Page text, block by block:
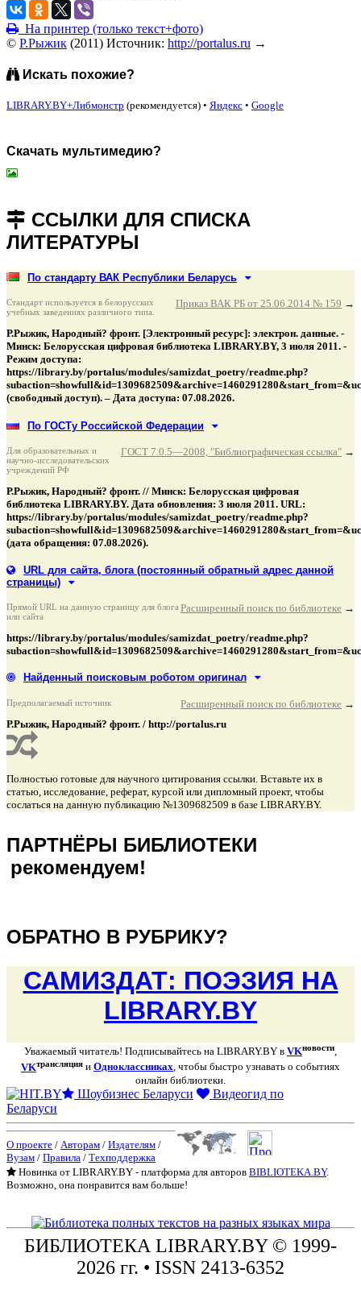
На принтер (только текст+фото)
© Р.Рыжик (2011) Источник: http://portalus.ru →
Искать похожие?
LIBRARY.BY+Либмонстр (рекомендуется) • Яндекс • Google
Скачать мультимедию?
ССЫЛКИ ДЛЯ СПИСКА
ЛИТЕРАТУРЫ
По стандарту ВАК Республики Беларусь
Приказ ВАК РБ от 25.06.2014 № 159 →
Стандарт используется в белорусских
учебных заведениях различного типа.
Р.Рыжик, Народный? фронт. [Электронный ресурс]: электрон. данные. -
Минск: Белорусская цифровая библиотека LIBRARY.BY, 3 июля 2011. -
Режим доступа:
https://library.by/portalus/modules/samizdat_poetry/readme.php?
(свободный доступ). – Дата доступа: 07.08.2026.
По ГОСТу Российской Федерации
ГОСТ 7.0.5—2008, "Библиографическая ссылка" →
Для образовательных и
научно-исследовательских
учреждений РФ
Р.Рыжик, Народный? фронт. // Минск: Белорусская цифровая
библиотека LIBRARY.BY. Дата обновления: 3 июля 2011. URL:
https://library.by/portalus/modules/samizdat_poetry/readme.php?
(дата обращения: 07.08.2026).
URL для сайта, блога (постоянный обратный адрес данной
страницы)
Расширенный поиск по библиотеке →
Прямой URL на данную страницу для блога
или сайта
https://library.by/portalus/modules/samizdat_poetry/readme.php?
Найденный поисковым роботом оригинал
Расширенный поиск по библиотеке →
Предполагаемый источник
Р.Рыжик, Народный? фронт. / http://portalus.ru
Полностью готовые для научного цитирования ссылки. Вставьте их в
статью, исследование, реферат, курсой или дипломный проект, чтобы
сослаться на данную публикацию №1309682509 в базе LIBRARY.BY.
подняться наверх ↑
ПАРТНЁРЫ БИБЛИОТЕКИ
рекомендуем!
ОБРАТНО В РУБРИКУ?
САМИЗДАТ: ПОЭЗИЯ НА
LIBRARY.BY
Уважаемый читатель! Подписывайтесь на LIBRARY.BY в VKновости,
VKтрансляция и Одноклассниках, чтобы быстро узнавать о событиях
онлайн библиотеки.
Шоубизнес Беларуси
Видеогид по
Беларуси
О проекте / Авторам / Издателям /
Вузам / Правила / Техподдержка
Новинка от LIBRARY.BY - платформа для авторов BIBLIOTEKA.BY.
Возможно, она понравится вам больше!
БИБЛИОТЕКА LIBRARY.BY © 1999-
2026 гг. • ISSN 2413-6352